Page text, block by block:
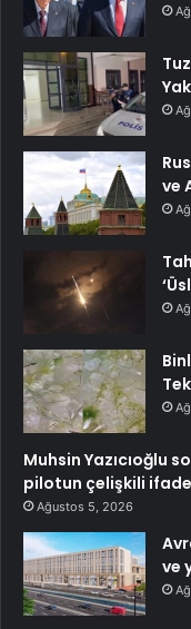
ve
Muhsin Yazıcıoğlu
pilotun çelişkili
Ağustos 5, 2026
ve